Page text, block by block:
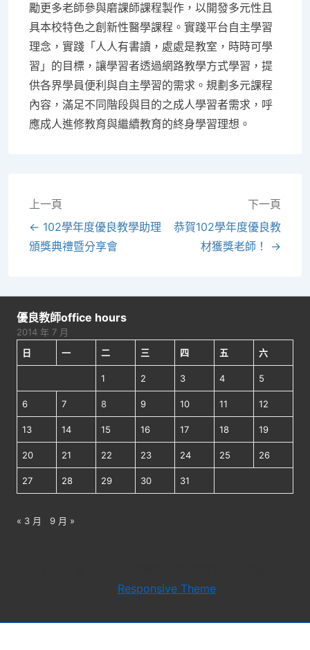
勵更多老師參與磨課師課程製作，以開發多元性且
具本校特色之創新性醫學課程。實踐平台自主學習
理念，實踐「人人有書讀，處處是教室，時時可學
習」的目標，讓學習者透過網路教學方式學習，提
供各界學員便利與自主學習的需求。規劃多元課程
內容，滿足不同階段與目的之成人學習者需求，呼
應成人進修教育與繼續教育的終身學習理想。
文
章
導
上一頁
← 102學年度優良教學助理
頒獎典禮暨分享會
下一頁
恭賀102學年度優良教
材獲獎老師！ →
優良教師office hours
2014 年 7 月
日
一 二 三 四 五 六
1 2 3 4 5
6 7 8 9 10 11 12
13 14 15 16 17 18 19
20 21 22 23 24 25 26
27 28 29 30 31
« 3 月 9 月 »
Responsive Theme